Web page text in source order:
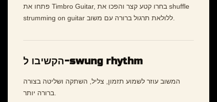
פתחו את Timbro Guitar, בחרו קטע קצר והפכו את shuffle
הקשיבו ל-swung rhythm
המשוב עוזר לשמוע תזמון, צליל, השתקה ושליטה בצורה
ברורה יותר.